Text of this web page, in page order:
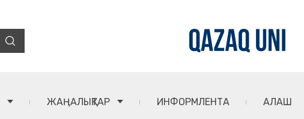
ЖАҢАЛЫҚТАР ИНФОРМЛЕНТА АЛАШ